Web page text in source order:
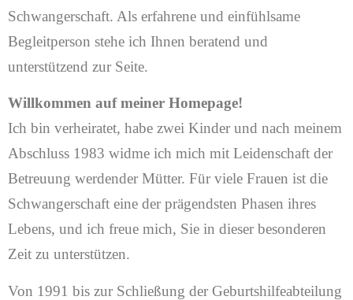
Schwangerschaft. Als erfahrene und einfühlsame
Begleitperson stehe ich Ihnen beratend und
unterstützend zur Seite.
Willkommen auf meiner Homepage!
Ich bin verheiratet, habe zwei Kinder und nach meinem
Abschluss 1983 widme ich mich mit Leidenschaft der
Betreuung werdender Mütter. Für viele Frauen ist die
Schwangerschaft eine der prägendsten Phasen ihres
Lebens, und ich freue mich, Sie in dieser besonderen
Zeit zu unterstützen.
Von 1991 bis zur Schließung der Geburtshilfeabteilung